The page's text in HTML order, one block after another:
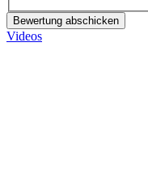
Bewertung abschicken
Videos